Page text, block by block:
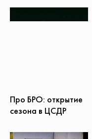
Про БРО: открытие
сезона в ЦСДР